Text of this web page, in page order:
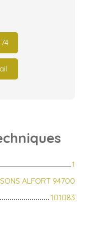
1
ALFORT 94700
101083